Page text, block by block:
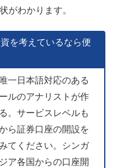
がわかります。
を考えているなら便
一日本語対応のある
ルのアナリストが作
。サービスレベルも
ら証券口座の開設を
てください。シンガ
ア各国からの口座開